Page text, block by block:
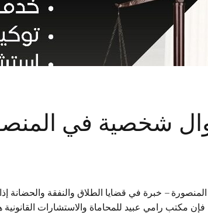
شخصية في
– خبرة في قضايا الطلاق والنفقة والحضانة
فإن مكتب رامي عبيد للمحاماة والاستشارات